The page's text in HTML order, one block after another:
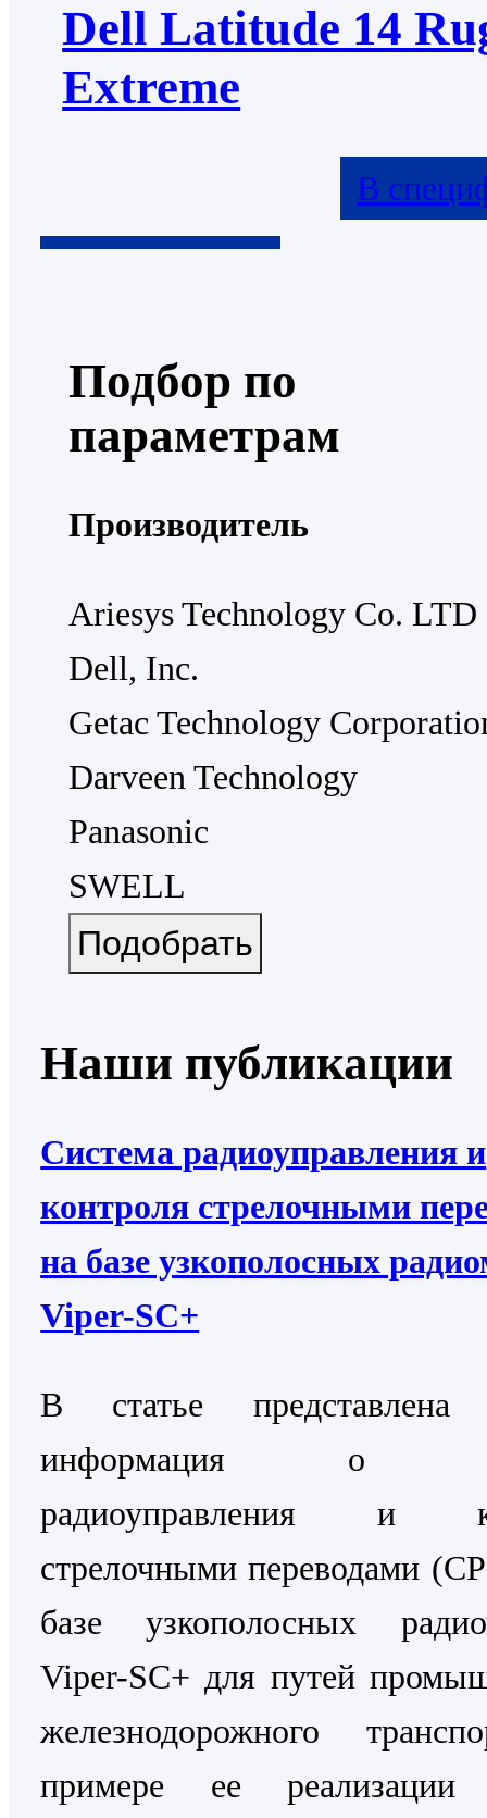
Dell Latitude 14
Extreme
В
Подбор по
параметрам
Производитель
Ariesys Technology Co. LTD
Dell, Inc.
Getac Technology
Darveen Technology
Panasonic
SWELL
Наши публикации
Система радиоуправления и
контроля стрелочными
на базе узкополосных
Viper-SC+
В статье представлена
информация о
радиоуправления и
стрелочными переводами
базе узкополосных
Viper-SC+ для путей
железнодорожного
примере ее